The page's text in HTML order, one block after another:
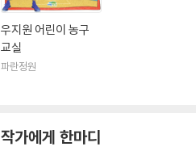
우지원 어린이 농구
교실
파란정원
작가에게 한마디